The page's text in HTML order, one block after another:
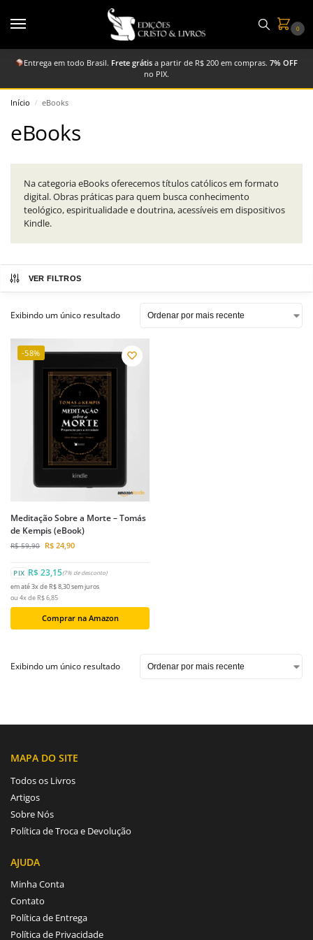
0
Entrega em todo Brasil. Frete grátis a partir de R$ 200 em compras.7% OFF
no PIX.
Início / eBooks
eBooks
Na categoria eBooks oferecemos títulos católicos em formato
digital. Obras práticas para quem busca conhecimento
teológico, espiritualidade e doutrina, acessíveis em dispositivos
Kindle.
VER FILTROS
Exibindo um único resultado
-58%
Meditação Sobre a Morte – Tomás
de Kempis (eBook)
R$59,90 R$24,90
PIX R$ 23,15(7% de desconto)
em até 3x de R$ 8,30 sem juros
ou 4x de R$ 6,85
Comprar na Amazon
Exibindo um único resultado
MAPA DO SITE
Todos os Livros
Artigos
Sobre Nós
Política de Troca e Devolução
AJUDA
Minha Conta
Contato
Política de Entrega
Política de Privacidade